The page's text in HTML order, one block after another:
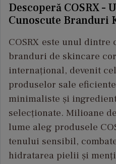
Descoperă COSRX –
Cunoscute Branduri
COSRX este unul dintre
branduri de skincare
internațional, devenit
produselor sale
minimaliste și
selecționate. Milioane
lume aleg produsele
tenului sensibil,
hidratarea pielii și